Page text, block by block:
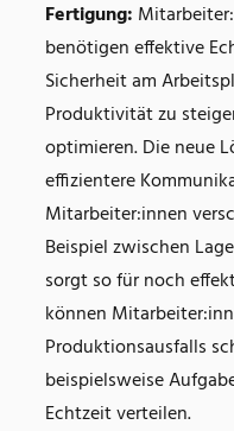
Fertigung:
benötigen effektive
Sicherheit am
Produktivität zu
optimieren. Die neue
effizientere
Mitarbeiter:innen
Beispiel zwischen
sorgt so für noch
können
Produktionsausfalls
beispielsweise
Echtzeit verteilen.